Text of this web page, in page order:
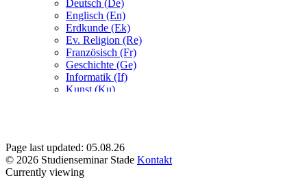
Page last updated: 05.08.26
© 2026 Studienseminar Stade Kontakt
Currently viewing